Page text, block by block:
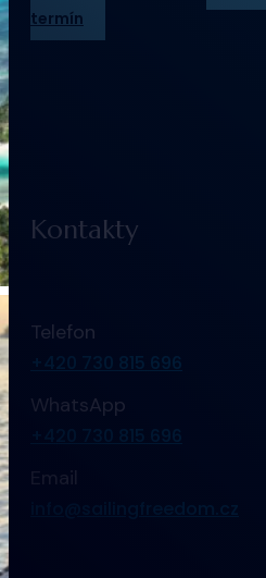
termín
Kontakty
Telefon
+420 730 815 696
WhatsApp
+420 730 815 696
Email
info@sailingfreedom.cz